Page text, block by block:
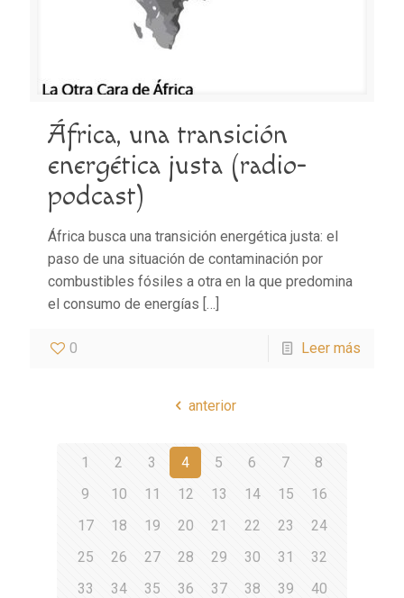
África, una transición
energética justa (radio-
podcast)
África busca una transición energética justa: el
paso de una situación de contaminación por
combustibles fósiles a otra en la que predomina
el consumo de energías […]
0 Leer más
anterior
1 2 3 4 5 6 7
8
9
10 11 12 13 14 15
16
17
18 19 20 21 22 23
24
25
26 27 28 29 30 31
32
33
34 35 36 37 38 39
40